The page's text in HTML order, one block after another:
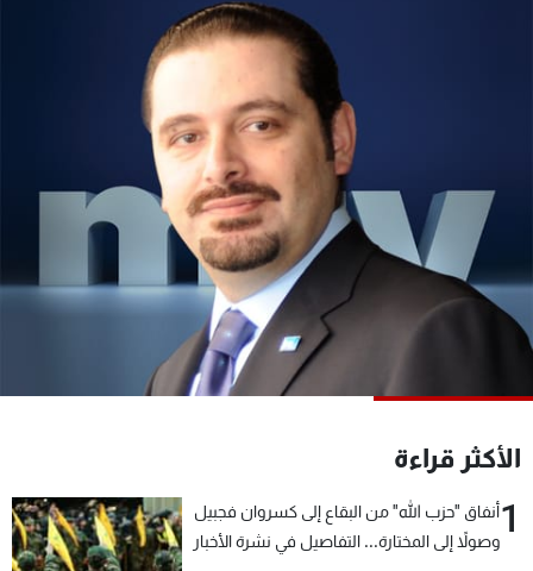
الأكثر قراءة
1أنفاق "حزب الله" من البقاع إلى كسروان فجبيل
وصولاً إلى المختارة... التفاصيل في نشرة الأخبار
فن
البرامج
جدول البرامج
شاهد البرامج
الترددات
لاعلاناتكم